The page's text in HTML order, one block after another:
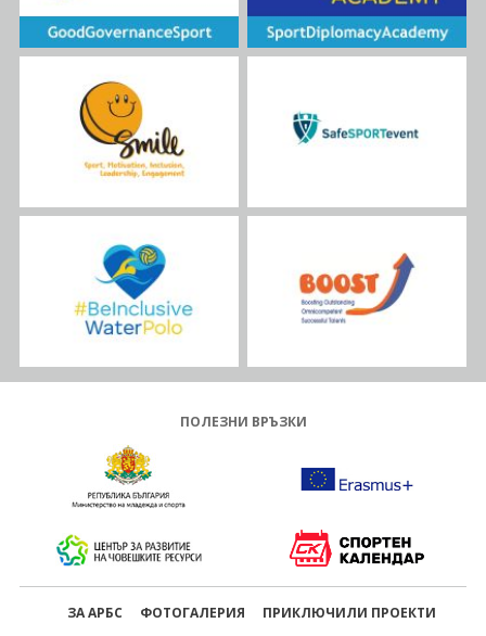
ПОЛЕЗНИ ВРЪЗКИ
ЗА АРБС ФОТОГАЛЕРИЯ
ПРИКЛЮЧИЛИ ПРОЕКТИ